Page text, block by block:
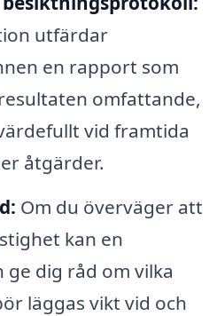
utfärdar
en rapport som
omfattande,
vid framtida
åtgärder.
Om du överväger att
kan en
ge dig råd om vilka
läggas vikt vid och